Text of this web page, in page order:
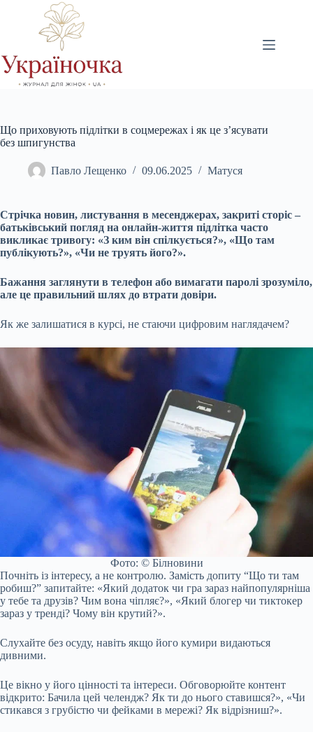
Що приховують підлітки в соцмережах і як це з’ясувати
без шпигунства
Павло Лещенко 09.06.2025 Матуся
Стрічка новин, листування в месенджерах, закриті сторіс –
батьківський погляд на онлайн-життя підлітка часто
викликає тривогу: «З ким він спілкується?», «Що там
публікують?», «Чи не труять його?».
Бажання заглянути в телефон або вимагати паролі зрозуміло,
але це правильний шлях до втрати довіри.
Як же залишатися в курсі, не стаючи цифровим наглядачем?
Фото: © Білновини
Почніть із інтересу, а не контролю. Замість допиту “Що ти там
робиш?” запитайте: «Який додаток чи гра зараз найпопулярніша
у тебе та друзів? Чим вона чіпляє?», «Який блогер чи тиктокер
зараз у тренді? Чому він крутий?».
Слухайте без осуду, навіть якщо його кумири видаються
дивними.
Це вікно у його цінності та інтереси. Обговорюйте контент
відкрито: Бачила цей челендж? Як ти до нього ставишся?», «Чи
стикався з грубістю чи фейками в мережі? Як відрізниш?».